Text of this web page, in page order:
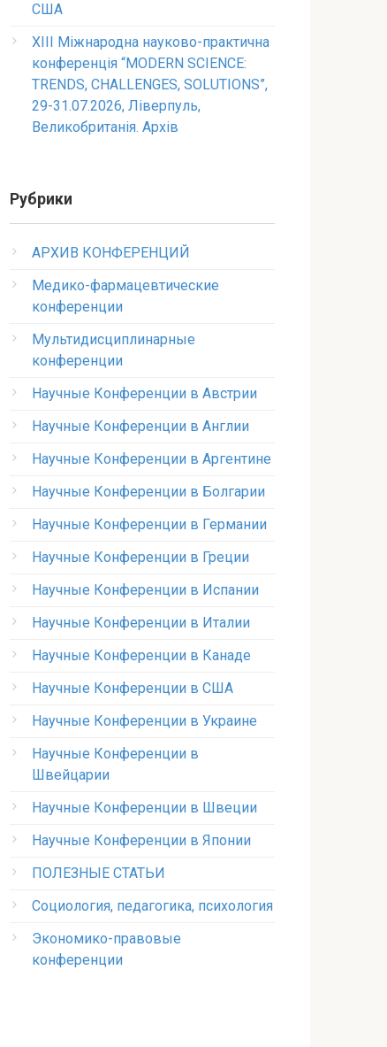
США
XIII Міжнародна науково-практична
конференція “MODERN SCIENCE:
TRENDS, CHALLENGES, SOLUTIONS”,
29-31.07.2026, Ліверпуль,
Великобританія. Архів
Рубрики
АРХИВ КОНФЕРЕНЦИЙ
Медико-фармацевтические
конференции
Мультидисциплинарные
конференции
Научные Конференции в Австрии
Научные Конференции в Англии
Научные Конференции в Аргентине
Научные Конференции в Болгарии
Научные Конференции в Германии
Научные Конференции в Греции
Научные Конференции в Испании
Научные Конференции в Италии
Научные Конференции в Канаде
Научные Конференции в США
Научные Конференции в Украине
Научные Конференции в
Швейцарии
Научные Конференции в Швеции
Научные Конференции в Японии
ПОЛЕЗНЫЕ СТАТЬИ
Социология, педагогика, психология
Экономико-правовые
конференции